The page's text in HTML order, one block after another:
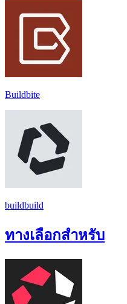
Buildbite
buildbuild
ทางเลือกสำหรับ